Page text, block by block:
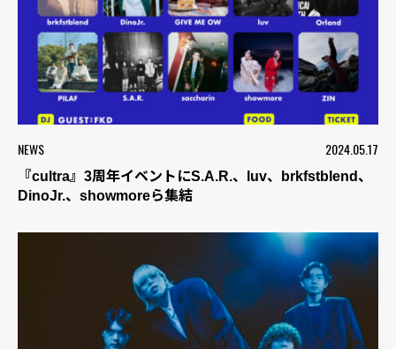
NEWS 2024.05.17
『cultra』3周年イベントにS.A.R.、luv、brkfstblend、
DinoJr.、showmoreら集結